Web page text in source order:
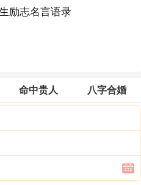
励志名言语录
命中贵人 八字合婚